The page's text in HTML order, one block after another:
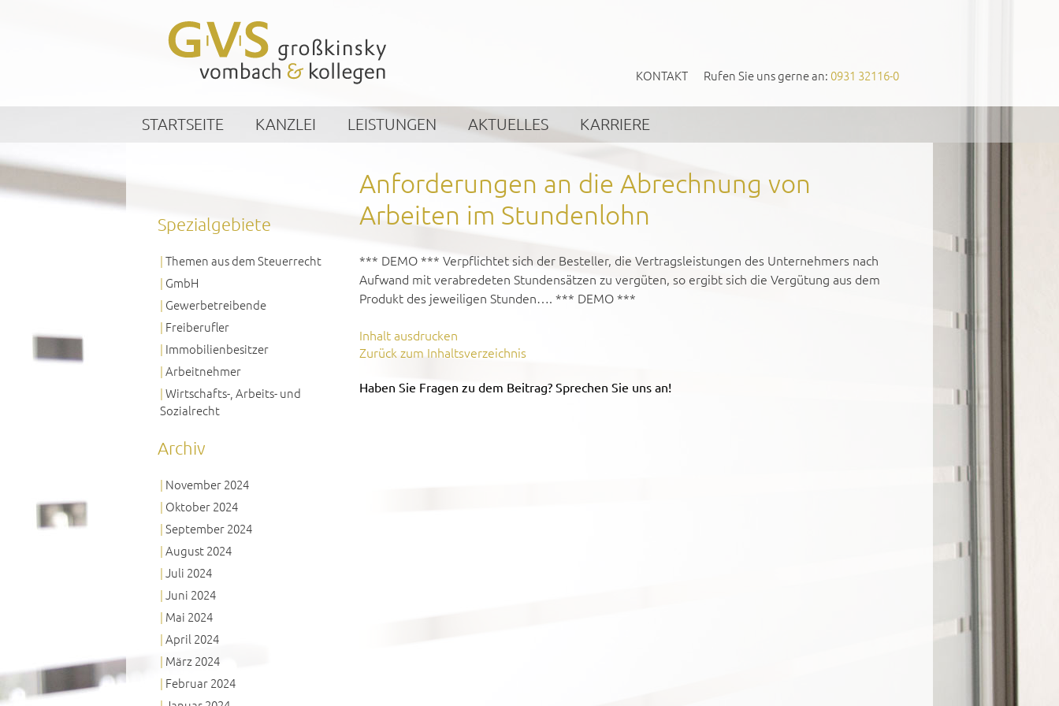
Rufen Sie uns gerne an: 0931 32116-0
KONTAKT
STARTSEITE KANZLEI LEISTUNGEN AKTUELLES KARRIERE
Anforderungen an die Abrechnung von
Arbeiten im Stundenlohn
*** DEMO *** Verpflichtet sich der Besteller, die Vertragsleistungen des Unternehmers nach
Aufwand mit verabredeten Stundensätzen zu vergüten, so ergibt sich die Vergütung aus dem
Produkt des jeweiligen Stunden…. *** DEMO ***
Inhalt ausdrucken
Zurück zum Inhaltsverzeichnis
Haben Sie Fragen zu dem Beitrag? Sprechen Sie uns an!
Spezialgebiete
Themen aus dem Steuerrecht
GmbH
Gewerbetreibende
Freiberufler
Immobilienbesitzer
Arbeitnehmer
Wirtschafts-, Arbeits- und
Sozialrecht
Archiv
November 2024
Oktober 2024
September 2024
August 2024
Juli 2024
Juni 2024
Mai 2024
April 2024
März 2024
Februar 2024